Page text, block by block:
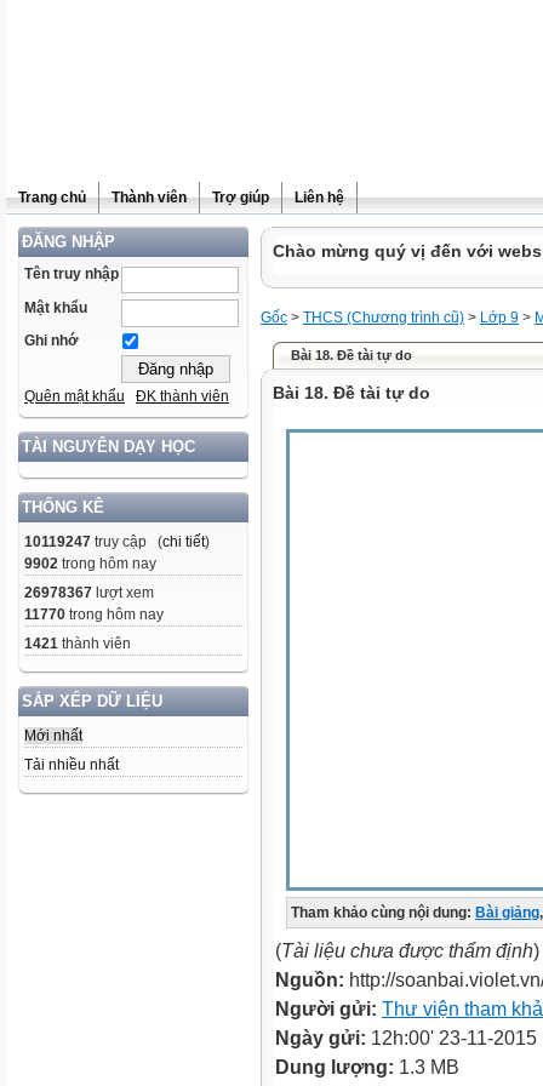
Trang chủ Thành viên Trợ giúp Liên hệ
ĐĂNG NHẬP
Tên truy nhập
Mật khẩu
Ghi nhớ
Quên mật khẩu ĐK thành viên
TÀI NGUYÊN DẠY HỌC
THỐNG KÊ
10119247 truy cập (chi tiết)
9902 trong hôm nay
26978367 lượt xem
11770 trong hôm nay
1421 thành viên
SẮP XẾP DỮ LIỆU
Mới nhất
Tải nhiều nhất
Chào mừng quý vị đến với
Gốc > THCS (Chương trình cũ) > Lớp 9 >
Bài 18. Đề tài tự do
Bài 18. Đề tài tự do
Tham khảo cùng nội dung: Bài giảng,
(Tài liệu chưa được thẩm định)
Nguồn: http://
Người gửi: Thư viện tham
Ngày gửi: 12h:00' 23-11-2015
Dung lượng: 1.3 MB